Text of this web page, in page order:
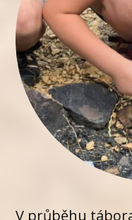
V průběhu